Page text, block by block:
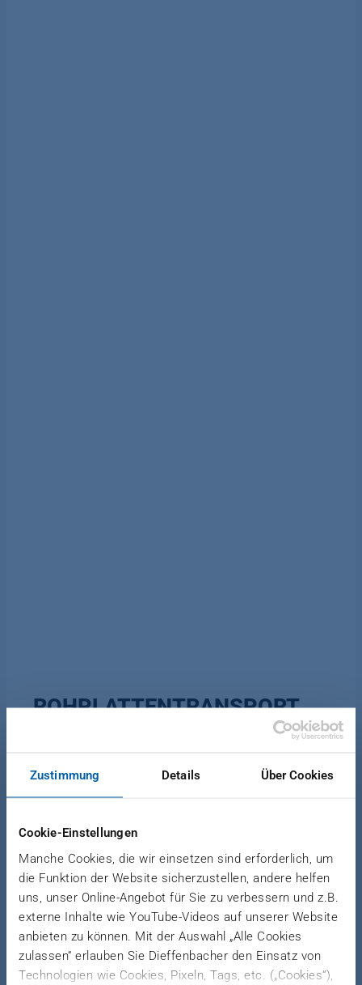
Zustimmung Details Über Cookies
Cookie-Einstellungen
Manche Cookies, die wir einsetzen sind erforderlich, um
die Funktion der Website sicherzustellen, andere helfen
uns, unser Online-Angebot für Sie zu verbessern und z.B.
externe Inhalte wie YouTube-Videos auf unserer Website
anbieten zu können. Mit der Auswahl „Alle Cookies
zulassen“ erlauben Sie Dieffenbacher den Einsatz von
Technologien wie Cookies, Pixeln, Tags, etc. („Cookies“),
ROHPLATTENTRANSPORT
Das System ist für den kontinuierlichen
Anfang der Linie kommen Kantenbesäum- und
Einrichtungen zur Kontrolle der
Platteneigenschaften. Auswurf von Ausschuss-
Platten vor den Kühlwendern. Kühlwender zur
Senkung der Plattentemperatur. Kontinuierliche
Stapelung mit automatischer Produktumstellung.